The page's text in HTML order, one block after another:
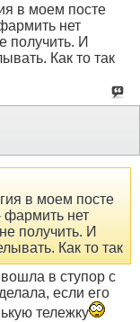
в моем посте
нет
получить. И
Как то так
в моем посте
фармить нет
получить. И
Как то так
в ступор с
если его
тележку